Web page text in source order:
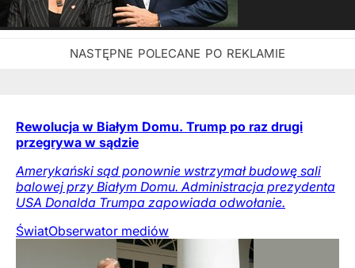
Rewolucja w Białym Domu. Trump po raz drugi
przegrywa w sądzie
Amerykański sąd ponownie wstrzymał budowę sali
balowej przy Białym Domu. Administracja prezydenta
USA Donalda Trumpa zapowiada odwołanie.
ŚwiatObserwator mediów